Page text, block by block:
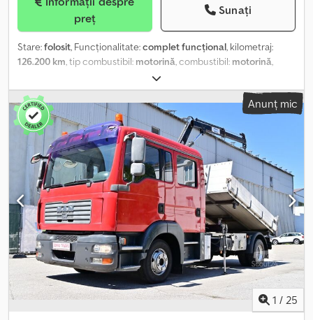
preț
Sunați
Stare:folosit, Funcționalitate:complet funcțional, kilometraj:
126.200 km, tip combustibil: motorină, combustibil: motorină,
cabina de zi
număr de locuri:3, An de fabricație:2010, Dotări:aer condiționat,
macara, IVECO EUROCARGO 75E18 4x2 - Anul 2010 DIESEL/ Euro
5 Km. 126.200 Transmisie manuală/ Cilindree 3920/ KW 130 Masa
maximă autorizată (MMA) 75 q./ Clasa de poluare C Sarcina utilă:
2.030 kg/ Ampatament: 3.330 mm Accesorii: - Aer condiționat
Echipare: - Platformă basculantă mm 3470 x 2250 - Macara EFFER
65 4S * Prelungire manuală * Picioare de sprijin posterioare
Crsdpjzr Hbpofx Ahyjf * Distribuitor proporțional * Radio
Anunț mic
1 / 25